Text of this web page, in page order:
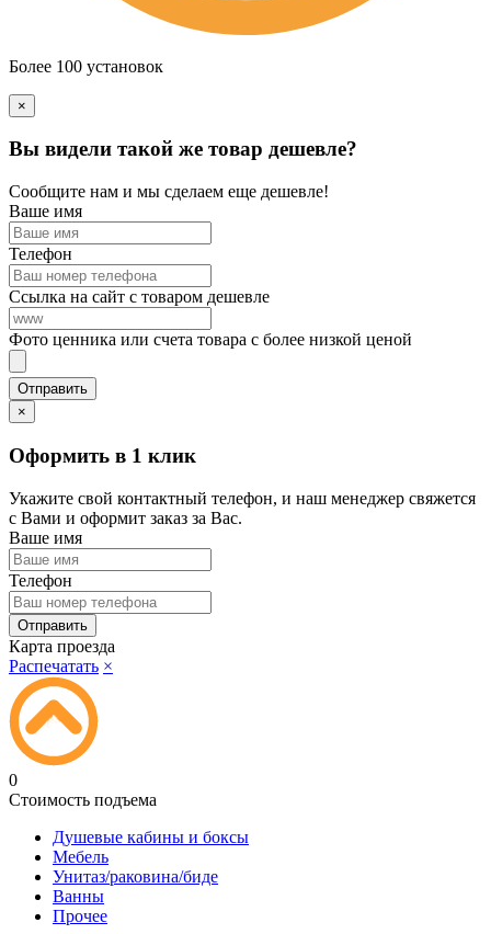
Более 100 установок
×
Вы видели такой же товар дешевле?
Сообщите нам и мы сделаем еще дешевле!
Ваше имя
Телефон
Ссылка на сайт с товаром дешевле
Фото ценника или счета товара с более низкой ценой
×
Оформить в 1 клик
Укажите свой контактный телефон, и наш менеджер свяжется
с Вами и оформит заказ за Вас.
Ваше имя
Телефон
Карта проезда
Распечатать ×
0
Стоимость подъема
Душевые кабины и боксы
Мебель
Унитаз/раковина/биде
Ванны
Прочее